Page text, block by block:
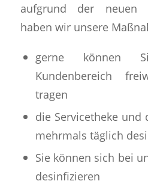
aufgrund der neuen
haben wir unsere
gerne können
Kundenbereich
tragen
die Servicetheke und
mehrmals täglich
Sie können sich bei
desinfizieren